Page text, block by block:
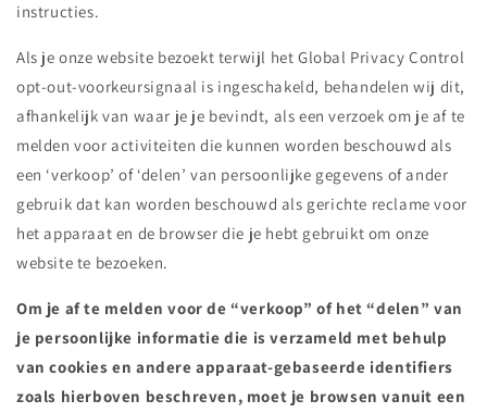
instructies.
Als je onze website bezoekt terwijl het Global Privacy Control
opt-out-voorkeursignaal is ingeschakeld, behandelen wij dit,
afhankelijk van waar je je bevindt, als een verzoek om je af te
melden voor activiteiten die kunnen worden beschouwd als
een ‘verkoop’ of ‘delen’ van persoonlijke gegevens of ander
gebruik dat kan worden beschouwd als gerichte reclame voor
het apparaat en de browser die je hebt gebruikt om onze
website te bezoeken.
Om je af te melden voor de “verkoop” of het “delen” van
je persoonlijke informatie die is verzameld met behulp
van cookies en andere apparaat-gebaseerde identifiers
zoals hierboven beschreven, moet je browsen vanuit een